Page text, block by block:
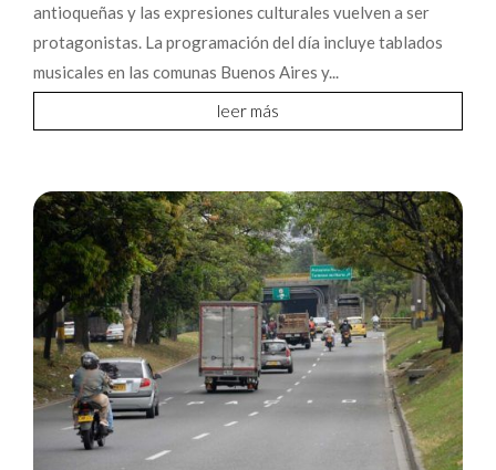
antioqueñas y las expresiones culturales vuelven a ser
protagonistas. La programación del día incluye tablados
musicales en las comunas Buenos Aires y...
leer más